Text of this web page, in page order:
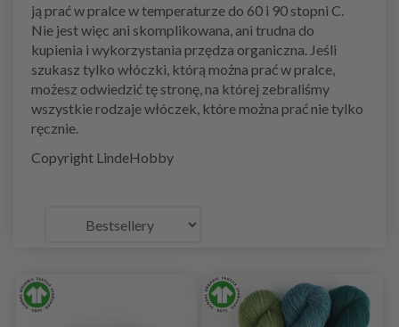
ją prać w pralce w temperaturze do 60 i 90 stopni C.
Nie jest więc ani skomplikowana, ani trudna do
kupienia i wykorzystania przędza organiczna. Jeśli
szukasz tylko włóczki, którą można prać w pralce,
możesz odwiedzić tę stronę, na której zebraliśmy
wszystkie rodzaje włóczek, które można prać nie tylko
ręcznie.
Copyright LindeHobby